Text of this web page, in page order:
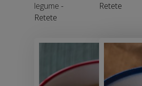
legume -
Retete
Retete